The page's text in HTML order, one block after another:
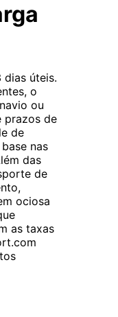
dias úteis.
o
ou
prazos de
de
nas
das
de
ociosa
as taxas